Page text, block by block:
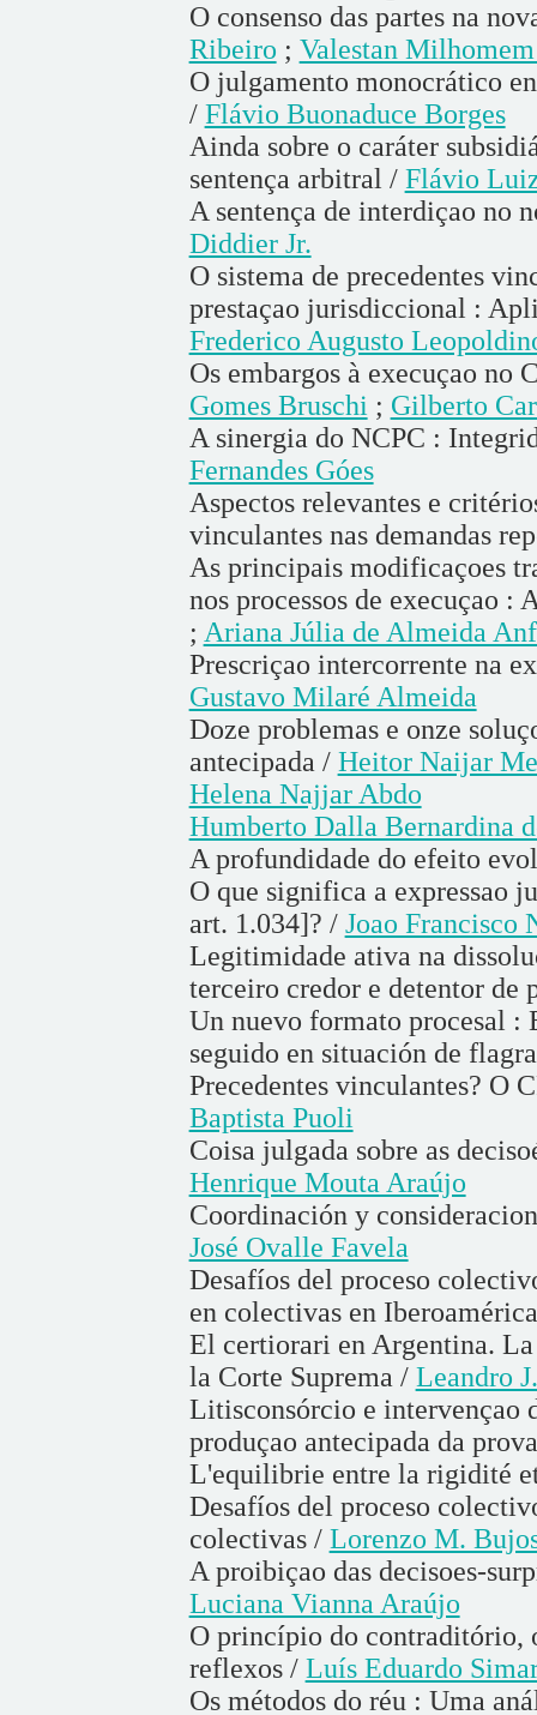
O consenso das partes na
Ribeiro ; Valestan
O julgamento monocrático
/ Flávio Buonaduce Borges
Ainda sobre o caráter
sentença arbitral / Flávio
A sentença de interdiçao no
Diddier Jr.
O sistema de precedentes
prestaçao jurisdiccional :
Frederico Augusto
Os embargos à execuçao no
Gomes Bruschi ; Gilberto
A sinergia do NCPC :
Fernandes Góes
Aspectos relevantes e
vinculantes nas demandas
As principais modificaçoes
nos processos de execuçao :
; Ariana Júlia de Almeida
Prescriçao intercorrente na
Gustavo Milaré Almeida
Doze problemas e onze
antecipada / Heitor Naijar
Helena Najjar Abdo
Humberto Dalla Bernardina
A profundidade do efeito
O que significa a expressao
art. 1.034]? / Joao Francisco
Legitimidade ativa na
terceiro credor e detentor de
Un nuevo formato procesal
seguido en situación de
Precedentes vinculantes? O
Baptista Puoli
Coisa julgada sobre as
Henrique Mouta Araújo
Coordinación y
José Ovalle Favela
Desafíos del proceso
en colectivas en
El certiorari en Argentina.
la Corte Suprema / Leandro
Litisconsórcio e intervençao
produçao antecipada da
L'equilibrie entre la rigidité
Desafíos del proceso
colectivas / Lorenzo M.
A proibiçao das decisoes-
Luciana Vianna Araújo
O princípio do contraditório,
reflexos / Luís Eduardo
Os métodos do réu : Uma